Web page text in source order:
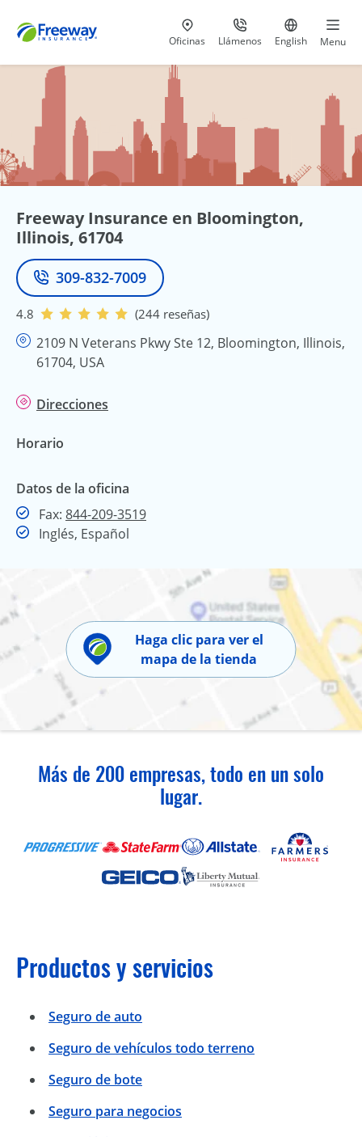
Visita nuestras
Oficinas Llámenos
al 800-441-5533
Ir al sitio
English Menu
Freeway Insurance en Bloomington,
Illinois, 61704
Teléfono
309-832-7009
4.8 (244 reseñas)
2109 N Veterans Pkwy Ste 12, Bloomington, Illinois,
61704, USA
Direcciones
Horario
Datos de la oficina
Fax: 844-209-3519Fax
Inglés, Español
Haga clic para ver el
mapa de la tienda
Más de 200 empresas, todo en un solo
lugar.
Productos y servicios
Seguro de auto
Seguro de vehículos todo terreno
Seguro de bote
Seguro para negocios